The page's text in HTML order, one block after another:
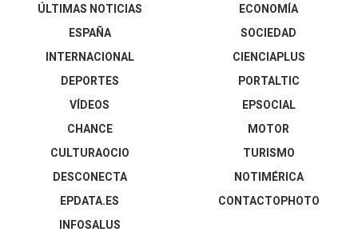
ÚLTIMAS NOTICIAS
ESPAÑA
INTERNACIONAL
DEPORTES
VÍDEOS
ECONOMÍA
SOCIEDAD
CIENCIAPLUS
PORTALTIC
EPSOCIAL
CHANCE
CULTURAOCIO
DESCONECTA
EPDATA.ES
INFOSALUS
MOTOR
TURISMO
NOTIMÉRICA
CONTACTOPHOTO